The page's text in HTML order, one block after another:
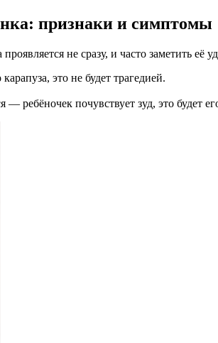
признаки и симптомы
не сразу, и часто заметить её
это не будет трагедией.
ребёночек почувствует зуд, это будет